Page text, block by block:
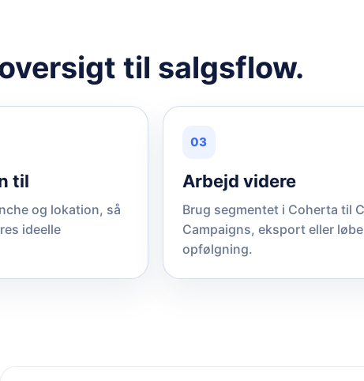
til salgsflow.
til
og lokation, så
ideelle
03
Arbejd videre
Brug segmentet i Coherta til
Campaigns, eksport eller
opfølgning.